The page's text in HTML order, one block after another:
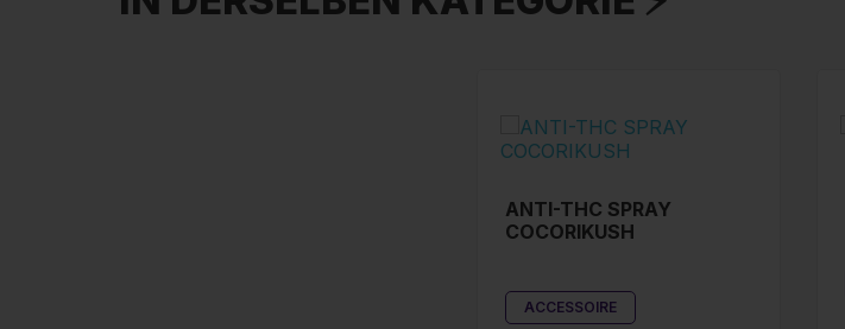
ANTI-THC SPRAY
COCORIKUSH
ACCESSOIRE